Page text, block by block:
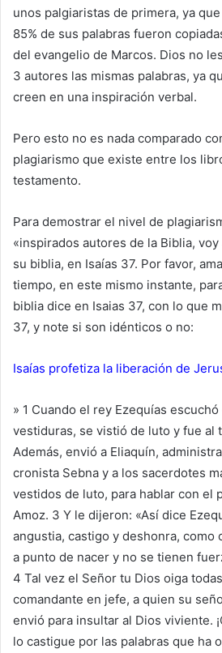
unos palgiaristas de primera, ya
85% de sus palabras fueron
del evangelio de Marcos. Dios no
3 autores las mismas palabras, ya
creen en una inspiración verbal.
Pero esto no es nada comparado
plagiarismo que existe entre los
testamento.
Para demostrar el nivel de
«inspirados autores de la Biblia,
su biblia, en Isaías 37. Por favor,
tiempo, en este mismo instante,
biblia dice en Isaias 37, con lo que
37, y note si son idénticos o no:
Isaías profetiza la liberación de
» 1 Cuando el rey Ezequías
vestiduras, se vistió de luto y fue al
Además, envió a Eliaquín,
cronista Sebna y a los sacerdotes
vestidos de luto, para hablar con el
Amoz. 3 Y le dijeron: «Así dice
angustia, castigo y deshonra, como
a punto de nacer y no se tienen
4 Tal vez el Señor tu Dios oiga
comandante en jefe, a quien su
envió para insultar al Dios viviente.
lo castigue por las palabras que ha